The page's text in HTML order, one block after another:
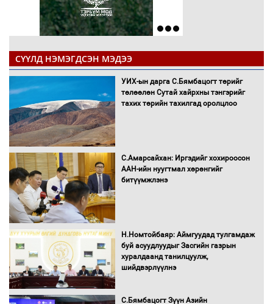
СҮҮЛД НЭМЭГДСЭН МЭДЭЭ
УИХ-ын дарга С.Бямбацогт төрийг
төлөөлөн Сутай хайрхны тэнгэрийг
тахих төрийн тахилгад оролцлоо
С.Амарсайхан: Иргэдийг хохироосон
ААН-ийн нуугтмал хөрөнгийг
битүүмжлэнэ
Н.Номтойбаяр: Аймгуудад тулгамдаж
буй асуудлуудыг Засгийн газрын
хуралдаанд танилцуулж,
шийдвэрлүүлнэ
С.Бямбацогт Зүүн Азийн